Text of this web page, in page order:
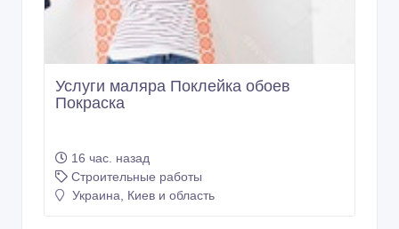
Услуги маляра Поклейка обоев
Покраска
16 час. назад
Строительные работы
Украина, Киев и область